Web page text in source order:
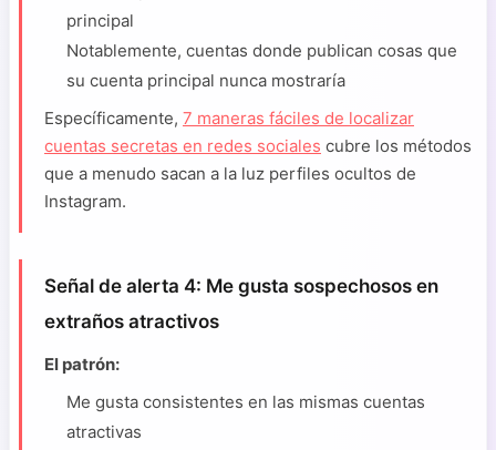
principal
Notablemente, cuentas donde publican cosas que
su cuenta principal nunca mostraría
Específicamente, 7 maneras fáciles de localizar
cuentas secretas en redes sociales cubre los métodos
que a menudo sacan a la luz perfiles ocultos de
Instagram.
Señal de alerta 4: Me gusta sospechosos en
extraños atractivos
El patrón:
Me gusta consistentes en las mismas cuentas
atractivas